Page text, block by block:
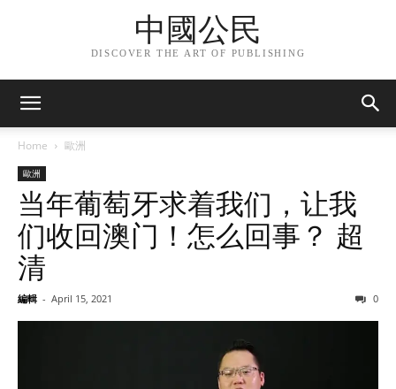
中國公民
DISCOVER THE ART OF PUBLISHING
Home 歐洲
歐洲
当年葡萄牙求着我们，让我
们收回澳门！怎么回事？ 超
清
編輯 - April 15, 2021 0